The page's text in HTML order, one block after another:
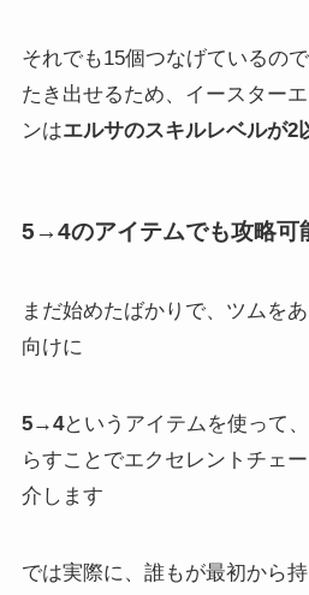
それでも15個つなげているの
たき出せるため、イースター
ンはエルサのスキルレベルが2
5→4のアイテムでも攻略可
まだ始めたばかりで、ツムを
向けに
5→4というアイテムを使って
らすことでエクセレントチェ
介します
では実際に、誰もが最初から